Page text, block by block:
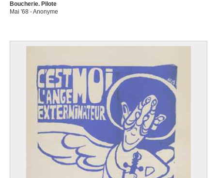
Boucherie. Pilote
Mai '68 - Anonyme